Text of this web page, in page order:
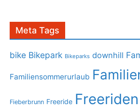
Meta Tags
bike Bikepark Bikeparks downhill
Familiensommerurlaub
Fieberbrunn Freeride Freeriden